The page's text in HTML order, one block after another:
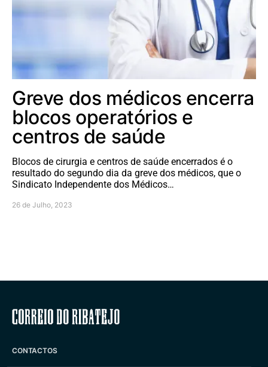
Greve dos médicos encerra
blocos operatórios e
centros de saúde
Blocos de cirurgia e centros de saúde encerrados é o
resultado do segundo dia da greve dos médicos, que o
Sindicato Independente dos Médicos…
26 de Julho, 2023
Correio do Ribatejo
CONTACTOS